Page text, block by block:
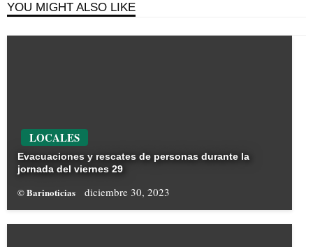
YOU MIGHT ALSO LIKE
LOCALES
Evacuaciones y rescates de personas durante la
jornada del viernes 29
© Barinoticias diciembre 30, 2023